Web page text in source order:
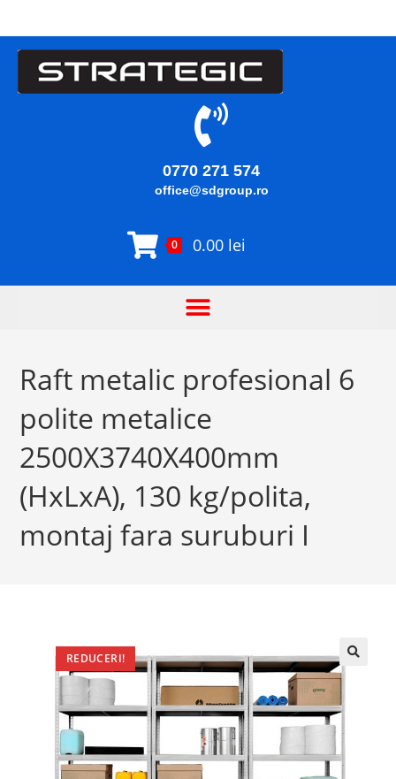
0770 271 574
office@sdgroup.ro
0 0.00 lei
Raft metalic profesional 6
polite metalice
2500X3740X400mm
(HxLxA), 130 kg/polita,
montaj fara suruburi I
REDUCERI!